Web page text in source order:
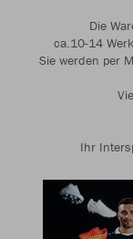
Die
ca.10-14
Sie werden per
Ihr